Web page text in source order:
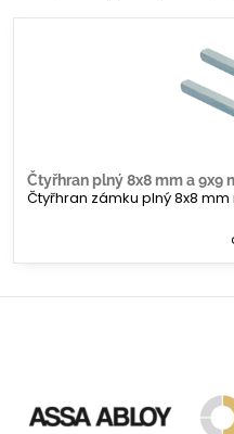
Čtyřhran plný 8x8 mm a 9x9
Čtyřhran zámku plný 8x8